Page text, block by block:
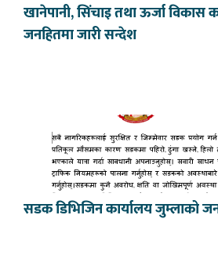
खानेपानी, सिंचाइ तथा ऊर्जा विकास
जनहितमा जारी सन्देश
सडक डिभिजिन कार्यालय जुम्लाको